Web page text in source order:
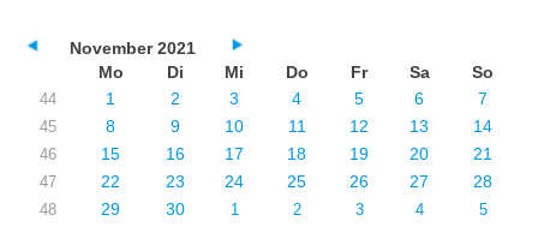
November 2021
Mo
Di Mi Do Fr Sa So
44 1 2 3 4 5 6 7
45 8 9 10 11 12 13 14
46 15 16 17 18 19 20 21
47 22 23 24 25 26 27 28
48 29 30 1 2 3 4 5